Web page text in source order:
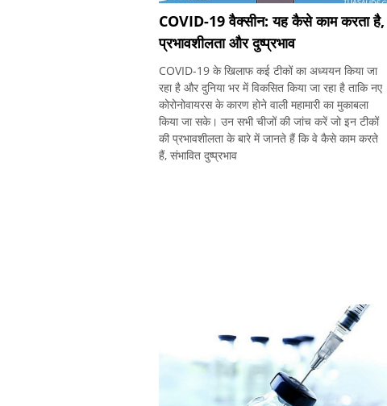
COVID-19 वैक्सीन: यह कैसे काम करता है,
प्रभावशीलता और दुष्प्रभाव
COVID-19 के खिलाफ कई टीकों का अध्ययन किया जा
रहा है और दुनिया भर में विकसित किया जा रहा है ताकि नए
कोरोनोवायरस के कारण होने वाली महामारी का मुकाबला
किया जा सके। उन सभी चीजों की जांच करें जो इन टीकों
की प्रभावशीलता के बारे में जानते हैं कि वे कैसे काम करते
हैं, संभावित दुष्प्रभाव